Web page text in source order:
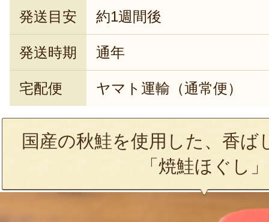
発送目安 約1週間後
発送時期 通年
宅配便 ヤマト運輸（通常便）
国産の秋鮭を使用した、香ば
「焼鮭ほぐし」